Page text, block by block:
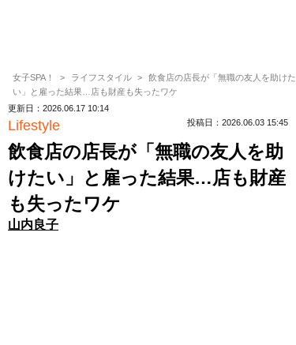
女子SPA！ ライフスタイル
飲食店の店長が「無職の友人を助けた
い」と雇った結果…店も財産も失ったワケ
更新日：2026.06.17 10:14
Lifestyle 投稿日：2026.06.03 15:45
飲食店の店長が「無職の友人を助
けたい」と雇った結果…店も財産
も失ったワケ
山内良子